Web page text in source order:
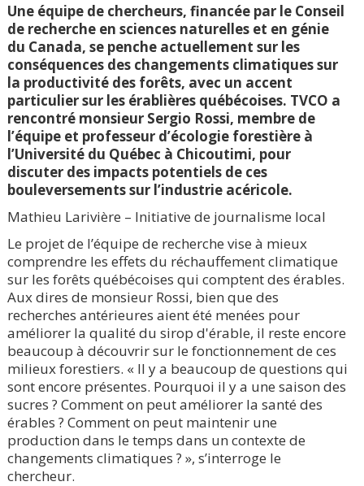
Une équipe de chercheurs, financée par le Conseil
de recherche en sciences naturelles et en génie
du Canada, se penche actuellement sur les
conséquences des changements climatiques sur
la productivité des forêts, avec un accent
particulier sur les érablières québécoises. TVCO a
rencontré monsieur Sergio Rossi, membre de
l’équipe et professeur d’écologie forestière à
l’Université du Québec à Chicoutimi, pour
discuter des impacts potentiels de ces
bouleversements sur l’industrie acéricole.
Mathieu Larivière – Initiative de journalisme local
Le projet de l’équipe de recherche vise à mieux
comprendre les effets du réchauffement climatique
sur les forêts québécoises qui comptent des érables.
Aux dires de monsieur Rossi, bien que des
recherches antérieures aient été menées pour
améliorer la qualité du sirop d'érable, il reste encore
beaucoup à découvrir sur le fonctionnement de ces
milieux forestiers. « Il y a beaucoup de questions qui
sont encore présentes. Pourquoi il y a une saison des
sucres ? Comment on peut améliorer la santé des
érables ? Comment on peut maintenir une
production dans le temps dans un contexte de
changements climatiques ? », s’interroge le
chercheur.